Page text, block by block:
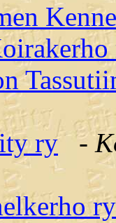
ry-
ry